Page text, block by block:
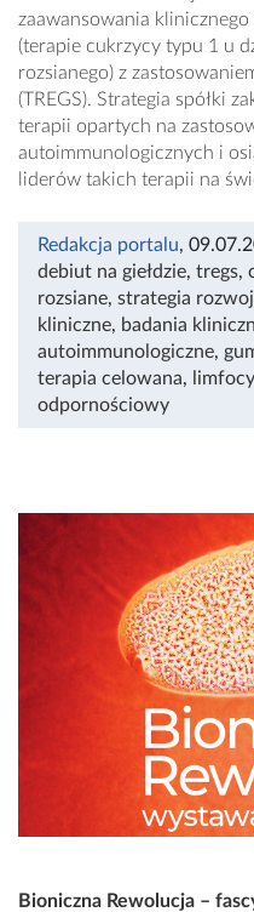
zaawansowania
(terapie cukrzycy typu 1 u
rozsianego) z
(TREGS). Strategia spółki
terapii opartych na
autoimmunologicznych i
liderów takich terapii na
Redakcja portalu,
debiut na giełdzie, tregs,
rozsiane, strategia
kliniczne, badania
autoimmunologiczne,
terapia celowana,
odpornościowy
Bioniczna Rewolucja –